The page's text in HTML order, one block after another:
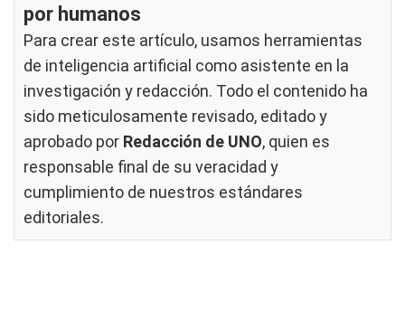
por humanos
Para crear este artículo, usamos herramientas
de inteligencia artificial como asistente en la
investigación y redacción. Todo el contenido ha
sido meticulosamente revisado, editado y
aprobado por Redacción de UNO, quien es
responsable final de su veracidad y
cumplimiento de nuestros estándares
editoriales.